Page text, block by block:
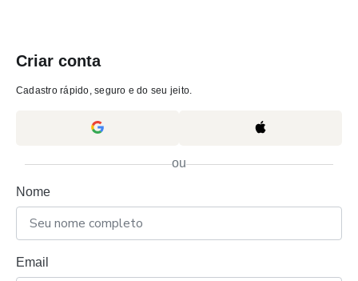
Criar conta
Cadastro rápido, seguro e do seu jeito.
ou
Nome
Email